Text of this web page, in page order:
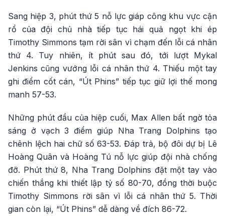
Sang hiệp 3, phút thứ 5 nỗ lực giáp công khu vực cận
rổ của đội chủ nhà tiếp tục hái quả ngọt khi ép
Timothy Simmons tạm rời sân vì chạm đến lỗi cá nhân
thứ 4. Tuy nhiên, ít phút sau đó, tới lượt Mykal
Jenkins cũng vướng lỗi cá nhân thứ 4. Thiếu một tay
ghi điểm cốt cán, “Út Phins” tiếp tục giữ lợi thế mong
manh 57-53.
Những phút đầu của hiệp cuối, Max Allen bất ngờ tỏa
sáng ở vạch 3 điểm giúp Nha Trang Dolphins tạo
chênh lệch hai chữ số 63-53. Đáp trả, bộ đôi dự bị Lê
Hoàng Quân và Hoàng Tú nỗ lực giúp đội nhà chống
đỡ. Phút thứ 8, Nha Trang Dolphins đặt một tay vào
chiến thắng khi thiết lập tỷ số 80-70, đồng thời buộc
Timothy Simmons rời sân vì lỗi cá nhân thứ 5. Thời
gian còn lại, “Út Phins” dễ dàng về đích 86-72.